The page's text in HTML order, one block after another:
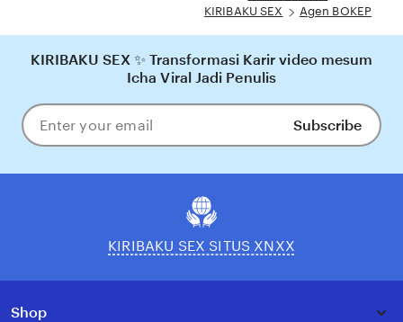
KIRIBAKU SEX
Agen BOKEP
KIRIBAKU SEX ✨ Transformasi Karir video mesum
Icha Viral Jadi Penulis
Enter
your
Subscribe
KIRIBAKU SEX SITUS XNXX
Shop